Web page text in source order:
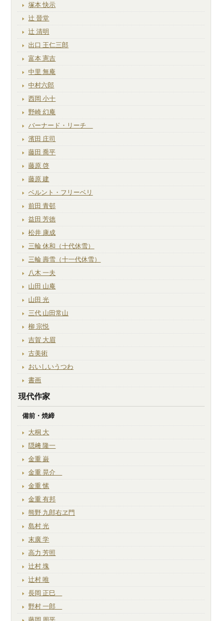
塚本 快示
辻 晉堂
辻 清明
出口 王仁三郎
富本 憲吉
中里 無庵
中村六郎
西岡 小十
野崎 幻庵
バーナード・リーチ
濱田 庄司
藤田 喬平
藤原 啓
藤原 建
ベルント・フリーベリ
前田 青邨
益田 芳徳
松井 康成
三輪 休和（十代休雪）
三輪 壽雪（十一代休雪）
八木 一夫
山田 山庵
山田 光
三代 山田常山
柳 宗悦
吉賀 大眉
古美術
おいしいうつわ
書画
現代作家
備前・焼締
大桐 大
隠﨑 隆一
金重 巌
金重 晃介
金重 愫
金重 有邦
熊野 九郎右ヱ門
島村 光
末廣 学
高力 芳照
辻村 塊
辻村 唯
長岡 正巳
野村 一郎